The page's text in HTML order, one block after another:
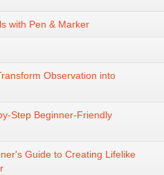
with Pen & Marker
Observation into
Step Beginner-Friendly
Guide to Creating Lifelike